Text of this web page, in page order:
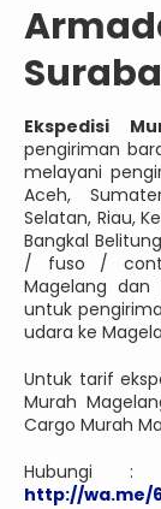
Ekspedisi
pengiriman
melayani
Aceh,
Selatan, Riau,
Bangkal
/ fuso /
Magelang dan
untuk
udara ke
Untuk tarif
Murah
Cargo Murah
Hubungi :
http://wa.me/